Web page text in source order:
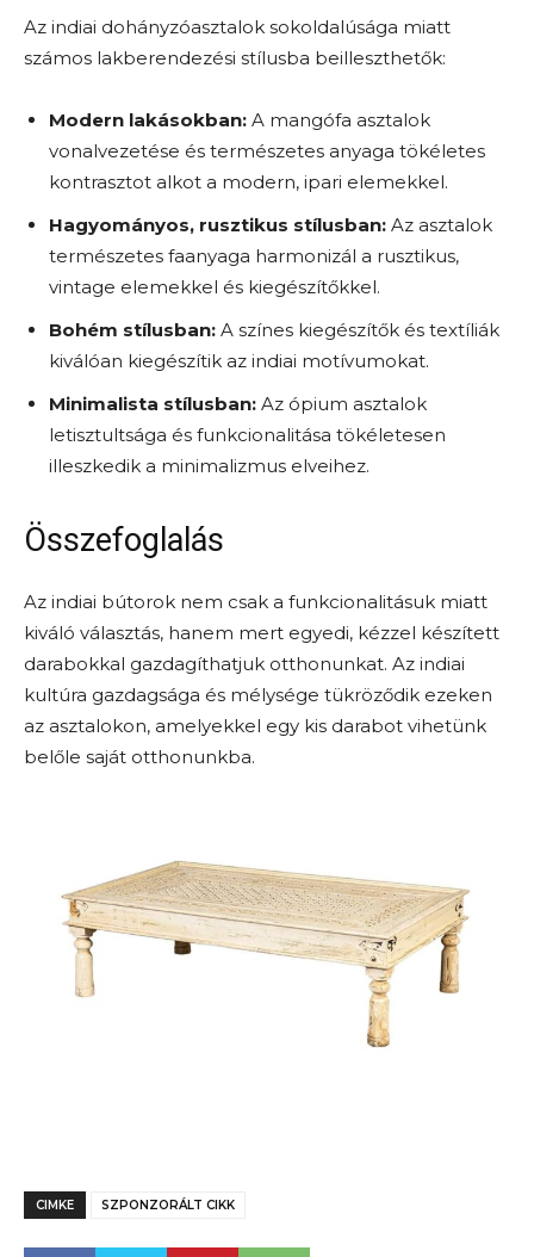
Az indiai dohányzóasztalok sokoldalúsága miatt
számos lakberendezési stílusba beilleszthetők:
Modern lakásokban: A mangófa asztalok
vonalvezetése és természetes anyaga tökéletes
kontrasztot alkot a modern, ipari elemekkel.
Hagyományos, rusztikus stílusban: Az asztalok
természetes faanyaga harmonizál a rusztikus,
vintage elemekkel és kiegészítőkkel.
Bohém stílusban: A színes kiegészítők és textíliák
kiválóan kiegészítik az indiai motívumokat.
Minimalista stílusban: Az ópium asztalok
letisztultsága és funkcionalitása tökéletesen
illeszkedik a minimalizmus elveihez.
Összefoglalás
Az indiai bútorok nem csak a funkcionalitásuk miatt
kiváló választás, hanem mert egyedi, kézzel készített
darabokkal gazdagíthatjuk otthonunkat. Az indiai
kultúra gazdagsága és mélysége tükröződik ezeken
az asztalokon, amelyekkel egy kis darabot vihetünk
belőle saját otthonunkba.
CIMKE SZPONZORÁLT CIKK